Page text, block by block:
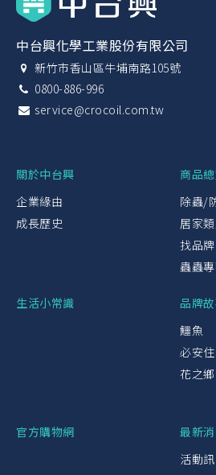
中台興化學工業股份有限公司
新竹市香山區牛埔南路105號
0800-886-996
service@crocoil.com.tw
關於中台興
企業緣由
成長歷史
商品
除蟲/
居家
找品牌
蟲蟲
生活小常識
品牌
鱷魚
必安住
花之鄉
官方購物網
最新
活動